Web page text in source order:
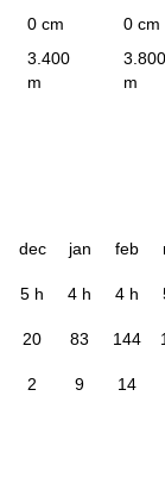
0 cm 0 cm
3.400
m
3.800
m
dec jan feb
5 h 4 h 4 h
20 83 144
2 9 14